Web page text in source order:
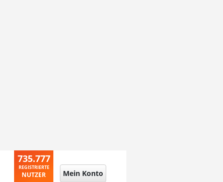
735.777
REGISTRIERTE
NUTZER Mein Konto